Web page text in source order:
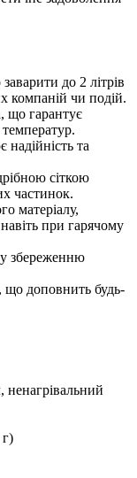
до 2 літрів
компаній чи подій.
що гарантує
та
сіткою
частинок.
матеріалу,
при гарячому
збереженню
що доповнить будь-
ненагрівальний